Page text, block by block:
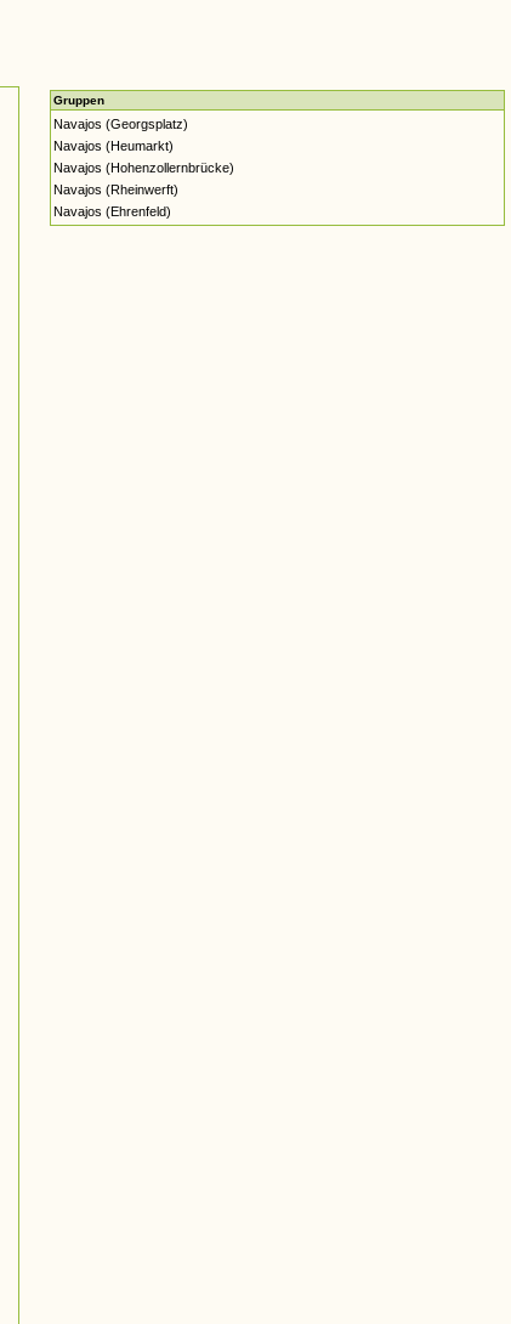
Gruppen
Navajos (Georgsplatz)
Navajos (Heumarkt)
Navajos (Hohenzollernbrücke)
Navajos (Rheinwerft)
Navajos (Ehrenfeld)